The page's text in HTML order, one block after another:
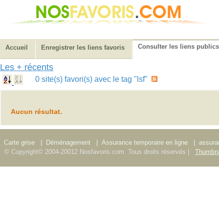
Accueil Enregistrer les liens favoris Consulter les liens publics
Les + récents
0 site(s) favori(s) avec le tag "lsf"
Aucun résultat.
Carte grise Déménagement Assurance temporaire en ligne
© Copyright© 2004-20012 Nosfavoris.com. Tous droits réservés |